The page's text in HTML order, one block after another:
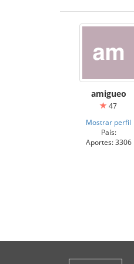
amigueo
47
Mostrar perfil
País:
Aportes: 3306